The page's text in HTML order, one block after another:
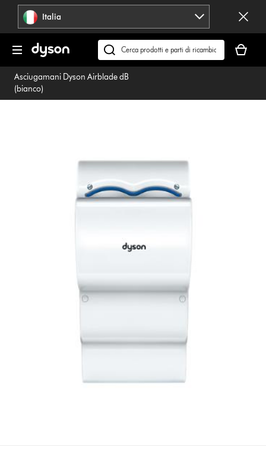
navigazione Italia
Cerca
su
dyson.it
carrello
è
Asciugamani Dyson Airblade dB
(bianco)